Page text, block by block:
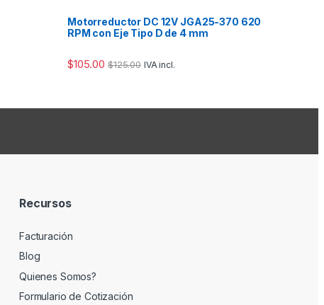
Motorreductor DC 12V JGA25-370 620
RPM con Eje Tipo D de 4 mm
$105.00 $125.00 IVA incl.
Recursos
Facturación
Blog
Quienes Somos?
Formulario de Cotización